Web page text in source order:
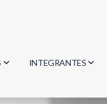
INTEGRANTES
Investigadores